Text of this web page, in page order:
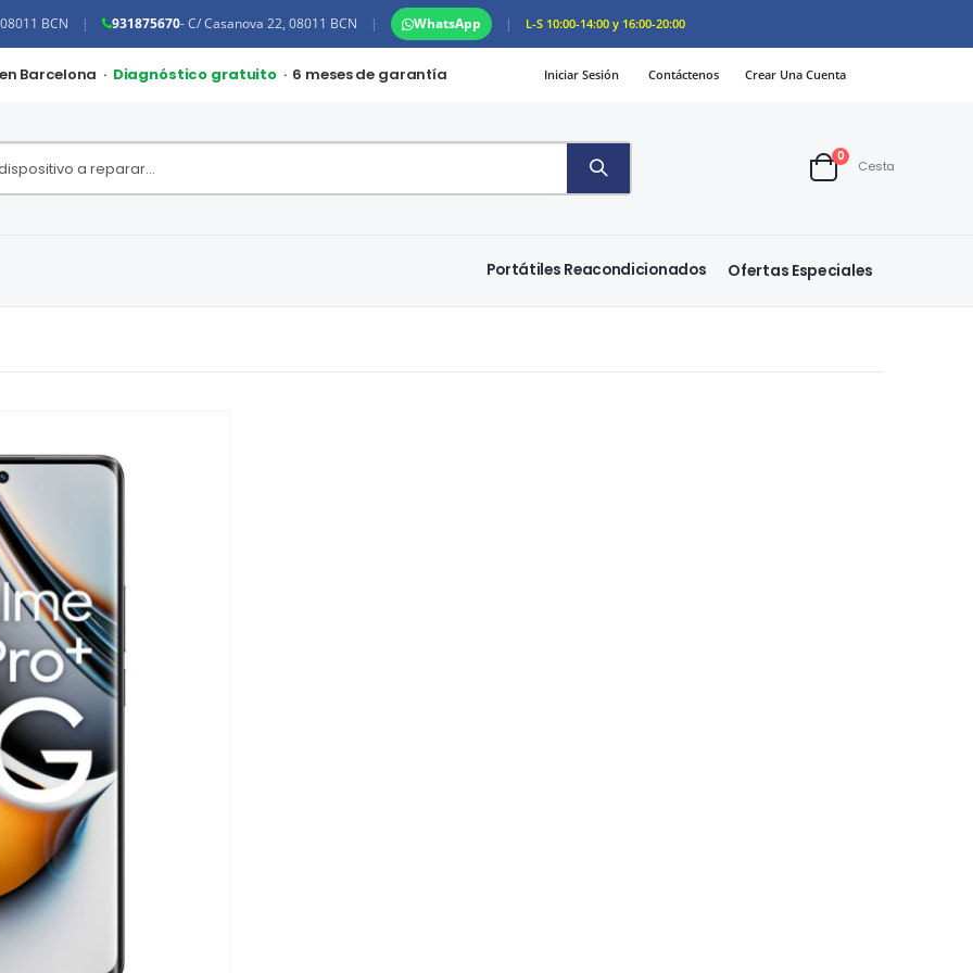
BCN | 931875670- C/ Casanova 22, 08011 BCN | WhatsApp | L-S 10:00-14:00 y 16:00-20:00
Barcelona · Diagnóstico gratuito · 6 meses de garantía Iniciar Sesión Contáctenos Crear Una Cuenta
Cart
0artículos
Cesta
Portátiles Reacondicionados Ofertas Especiales